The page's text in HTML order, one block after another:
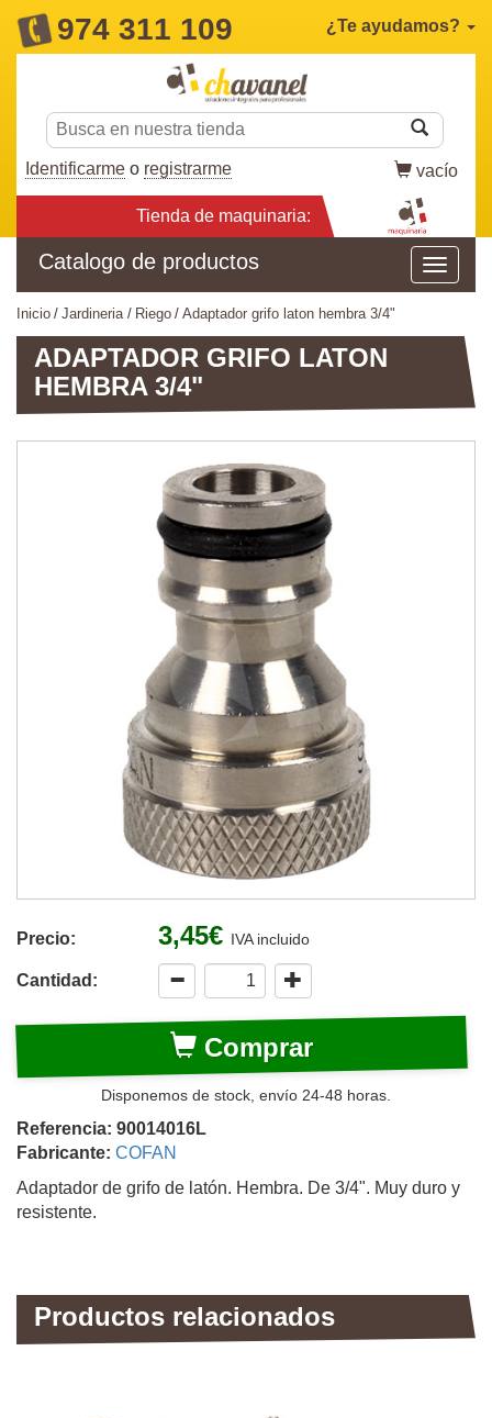
974 311 109 ¿Te ayudamos?
Identificarme o registrarme vacío
Tienda de maquinaria:
Catalogo de productos
inicio jardineria riego adaptador grifo laton hembra 3/4"
ADAPTADOR GRIFO LATON
HEMBRA 3/4"
Precio: 3,45€ IVA incluido
Cantidad:
Comprar
Disponemos de stock, envío 24-48 horas.
Referencia: 90014016L
Fabricante: COFAN
Adaptador de grifo de latón. Hembra. De 3/4". Muy duro y
resistente.
Productos relacionados